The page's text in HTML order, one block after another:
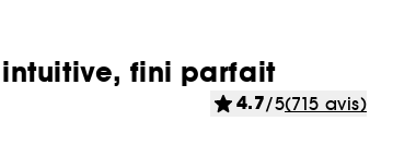
fini parfait
4.7/5(715 avis)